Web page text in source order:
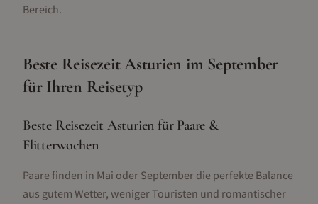
Bereich.
Beste ReisezeitAsturien im September
für Ihren Reisetyp
Beste Reisezeit Asturien für Paare &
Flitterwochen
Paare finden in Mai oder September die perfekte Balance
aus gutem Wetter, weniger Touristen und romantischer